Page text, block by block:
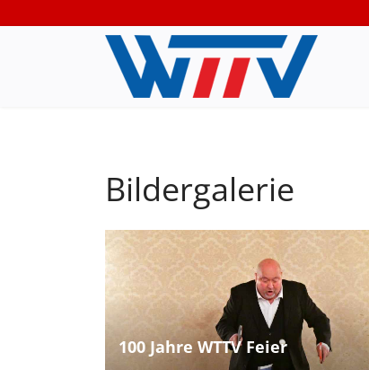
Bildergalerie
100 Jahre WTTV Feier